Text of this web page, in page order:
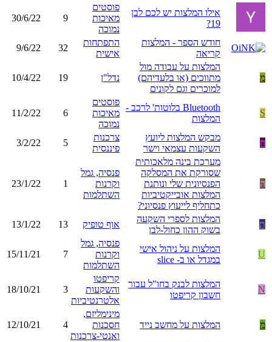
אילו המלצות יש לכם לבן
19?
פוסטים
מאיכות
נמוכה
9
30/6/22
חודש הספר - המלצות
קריאה
התפתחות
אישית
32
9/6/22
מ
המלצות על עבודה מול
מתווכים (או בלעדיהם)
למוכרים וגם לקונים
נדל"ן 19
10/4/22
S
Bluetooth בלוטות' לרכב -
המלצות
פוסטים
מאיכות
נמוכה
6
11/2/22
ח
מבקש המלצות ליועץ
השקעות עצמאי וישר
צרכנות
פיננסית
5
3/2/22
ה
מערכת בינה מלאכותית
שסורקת את המסלקה
הפנסיונית שלי ונותנת
המלצות אובייקטיביות
כתחליף לייעוץ פנסיוני?
פנסיה, גמל
וקרנות
השתלמות
1
23/1/22
ת
המלצות לספרי השקעה
בשוק ההון כחול-לבן
אוף טופיק 13
13/1/22
U
המלצות על ניהול אישי
במגדל או ב- slice
פנסיה, גמל
וקרנות
השתלמות
7
15/11/21
N
המלצות לבנק בחו"ל עבור
חשבון קריפטו
קריפטו
והשקעות
אלטרנטיביות
3
18/10/21
מ המלצות על מחשב נייד
מינימליזם,
חסכנות
ואנטי-צרכנות
4
12/10/21